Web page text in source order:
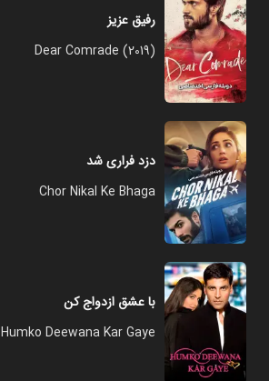
رفیق عزیز
Dear Comrade (2019)
دزد فراری شد
Chor Nikal Ke Bhaga
با عشق ازدواج کن
Humko Deewana Kar Gaye